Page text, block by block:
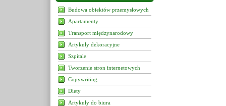
Budowa obiektów przemysłowych
Apartamenty
Transport międzynarodowy
Artykuły dekoracyjne
Szpitale
Tworzenie stron internetowych
Copywriting
Diety
Artykuły do biura